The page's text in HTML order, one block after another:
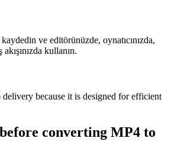
ve editörünüzde, oynatıcınızda,
kullanın.
because it is designed for efficient
converting MP4 to